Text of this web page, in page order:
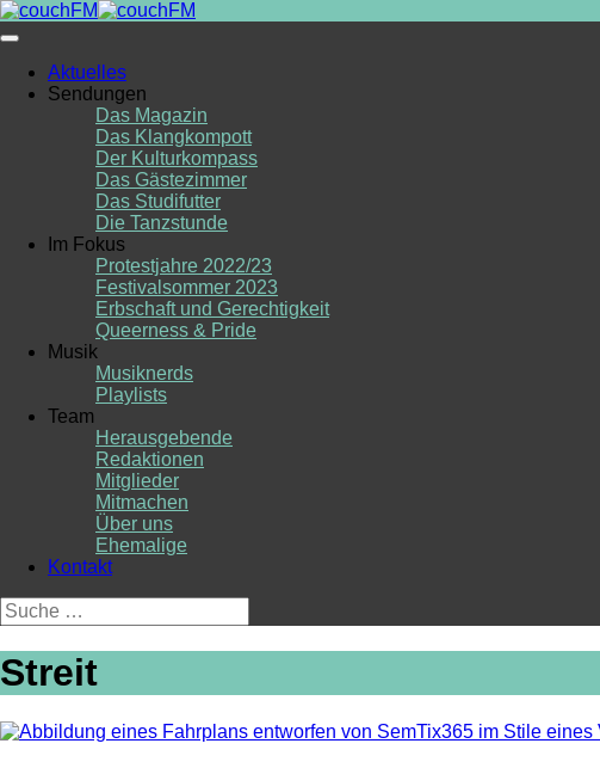
Skip
to
Aktuelles
Sendungen
Das Magazin
Das Klangkompott
Der Kulturkompass
Das Gästezimmer
Das Studifutter
Die Tanzstunde
Im Fokus
Protestjahre 2022/23
Festivalsommer 2023
Erbschaft und Gerechtigkeit
Queerness & Pride
Musik
Musiknerds
Playlists
Team
Herausgebende
Redaktionen
Mitglieder
Mitmachen
Über uns
Ehemalige
Kontakt
Suche
nach:
Streit